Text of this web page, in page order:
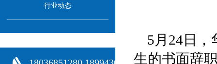
行业动态
5月24日
生的书面辞